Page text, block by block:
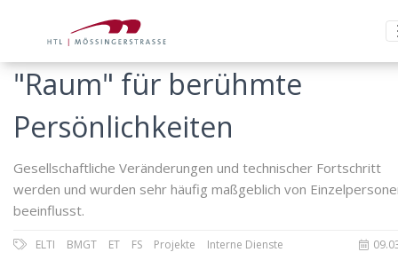
"Raum" für berühmte
Persönlichkeiten
Gesellschaftliche Veränderungen und technischer Fortschritt
werden und wurden sehr häufig maßgeblich von
beeinflusst.
ELTI BMGT ET FS Projekte Interne Dienste